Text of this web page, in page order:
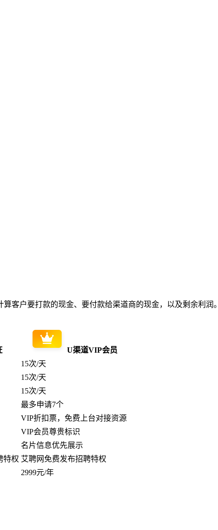
客户要打款的现金、要付款给渠道商的现金，以及剩余利润。
U渠道VIP会员
15次/天
15次/天
15次/天
最多申请7个
VIP折扣票，免费上台对接资源
VIP会员尊贵标识
名片信息优先展示
特权 艾聘网免费发布招聘特权
2999元/年